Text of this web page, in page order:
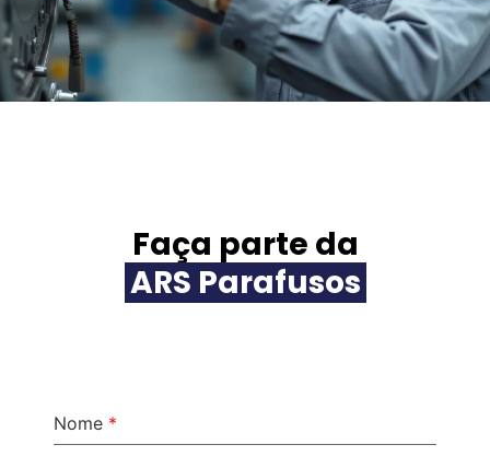
Clique aqui
Faça parte da
ARS Parafusos
Nome *